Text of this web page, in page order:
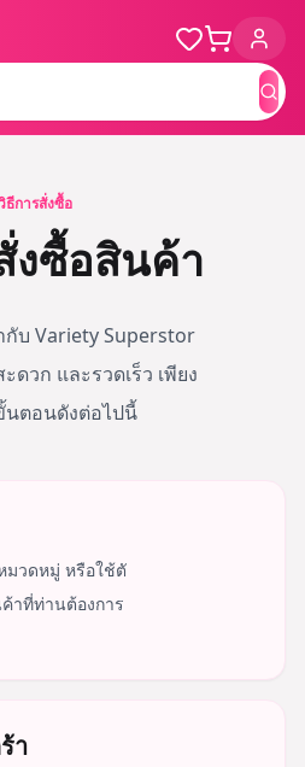
ค้น
ธีการสั่งซื้อ
งซื้อสินค้า
บ Variety Superstor
ะดวก และรวดเร็ว เพียง
ตอนดังต่อไปนี้
มวดหมู่ หรือใช้ตั
าที่ท่านต้องการ
า